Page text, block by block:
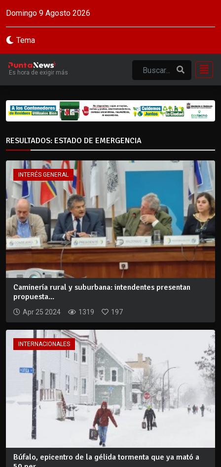
Domingo 9 Agosto 2026
Tema
Es hora de exigir más
RESULTADOS: ESTADO DE EMERGENCIA
INTERÉS GENERAL
Caminería rural y suburbana: intendentes presentan
propuesta...
Apr 25 2024 1319 197
INTERNACIONALES
Búfalo, epicentro de la gélida tormenta que ya mató a